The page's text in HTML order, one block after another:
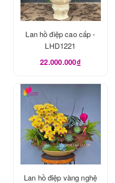
Lan hồ điệp cao cấp -
LHD1221
22.000.000₫
Lan hồ điệp vàng nghệ